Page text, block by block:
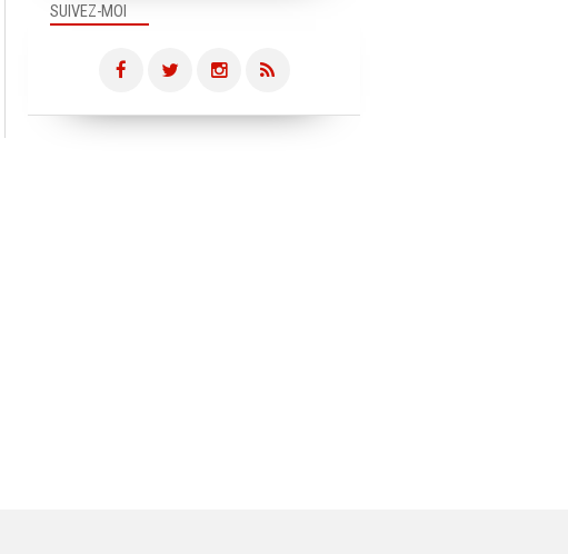
SUIVEZ-MOI